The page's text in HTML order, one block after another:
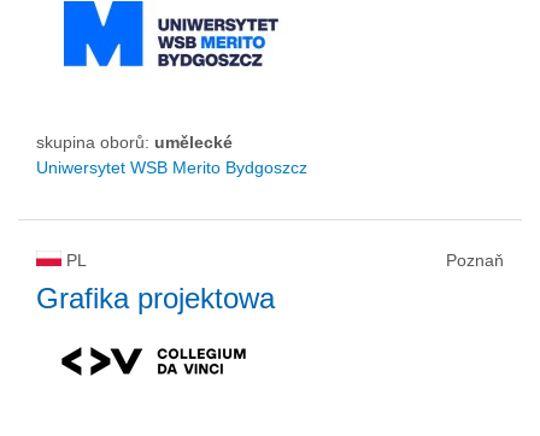
skupina oborů: umělecké
Uniwersytet WSB Merito Bydgoszcz
PL Poznaň
Grafika projektowa